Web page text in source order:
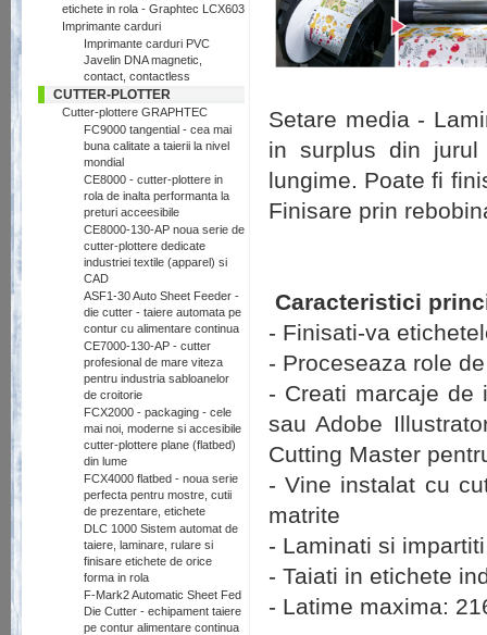
etichete in rola - Graphtec LCX603
Imprimante carduri
Imprimante carduri PVC
Javelin DNA magnetic,
contact, contactless
CUTTER-PLOTTER
Cutter-plottere GRAPHTEC
FC9000 tangential - cea mai
buna calitate a taierii la nivel
mondial
CE8000 - cutter-plottere in
rola de inalta performanta la
preturi acceesibile
CE8000-130-AP noua serie de
cutter-plottere dedicate
industriei textile (apparel) si
CAD
ASF1-30 Auto Sheet Feeder -
die cutter - taiere automata pe
contur cu alimentare continua
CE7000-130-AP - cutter
profesional de mare viteza
pentru industria sabloanelor
de croitorie
FCX2000 - packaging - cele
mai noi, moderne si accesibile
cutter-plottere plane (flatbed)
din lume
FCX4000 flatbed - noua serie
perfecta pentru mostre, cutii
de prezentare, etichete
DLC 1000 Sistem automat de
taiere, laminare, rulare si
finisare etichete de orice
forma in rola
F-Mark2 Automatic Sheet Fed
Die Cutter - echipament taiere
pe contur alimentare continua
Setare media -
in surplus din
lungime. Poate fi
Finisare prin
Caracteristici
- Finisati-va
- Proceseaza role
- Creati marcaje de
sau Adobe
Cutting Master
- Vine instalat cu
matrite
- Laminati si
- Taiati in etichete
- Latime maxima: